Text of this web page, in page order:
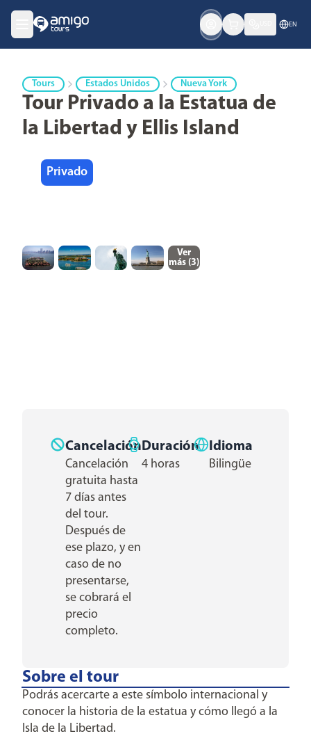
EN
Tours Estados Unidos Nueva York
Tour Privado a la Estatua de
la Libertad y Ellis Island
Privado
Ver
más (3)
Cancelación
Cancelación
gratuita hasta
7 días antes
del tour.
Después de
ese plazo, y en
caso de no
presentarse,
se cobrará el
precio
completo.
Duración
4 horas
Idioma
Bilingüe
Sobre el tour
Podrás acercarte a este símbolo internacional y
conocer la historia de la estatua y cómo llegó a la
Isla de la Libertad.